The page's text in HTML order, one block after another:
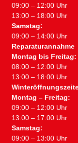
09:00 – 12:00 Uhr
13:00 – 18:00 Uhr
Samstag:
09:00 – 14:00 Uhr
Reparaturannahme
Montag bis Freitag:
08:00 – 12:00 Uhr
13:00 – 18:00 Uhr
Montag – Freitag:
09:00 – 12:00 Uhr
13:00 – 17:00 Uhr
Samstag:
09:00 – 13:00 Uhr